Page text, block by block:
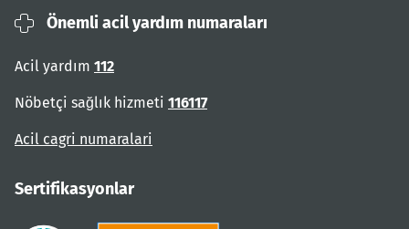
Önemli acil yardım numaraları
Acil yardım 112
Nöbetçi sağlık hizmeti 116117
Acil cagri numaralari
Sertifikasyonlar